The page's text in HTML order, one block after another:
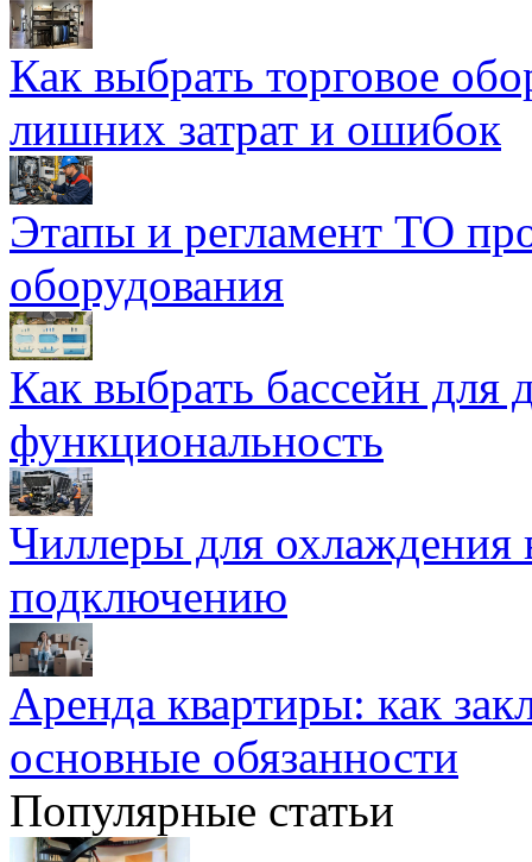
Как выбрать торговое
лишних затрат и ошибок
Этапы и регламент ТО
оборудования
Как выбрать бассейн для
функциональность
Чиллеры для охлаждения
подключению
Аренда квартиры: как
основные обязанности
Популярные статьи